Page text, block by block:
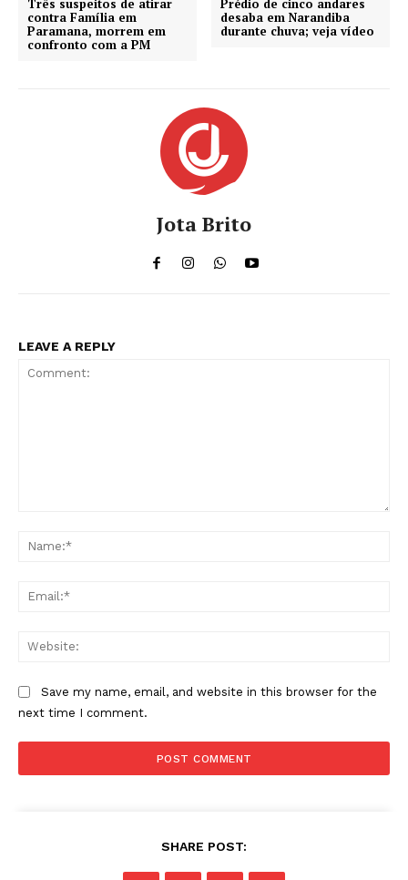
Três suspeitos de atirar
contra Família em
Paramana, morrem em
confronto com a PM
Prédio de cinco andares
desaba em Narandiba
durante chuva; veja vídeo
Jota Brito
LEAVE A REPLY
Save my name, email, and website in this browser for the
next time I comment.
SHARE POST: